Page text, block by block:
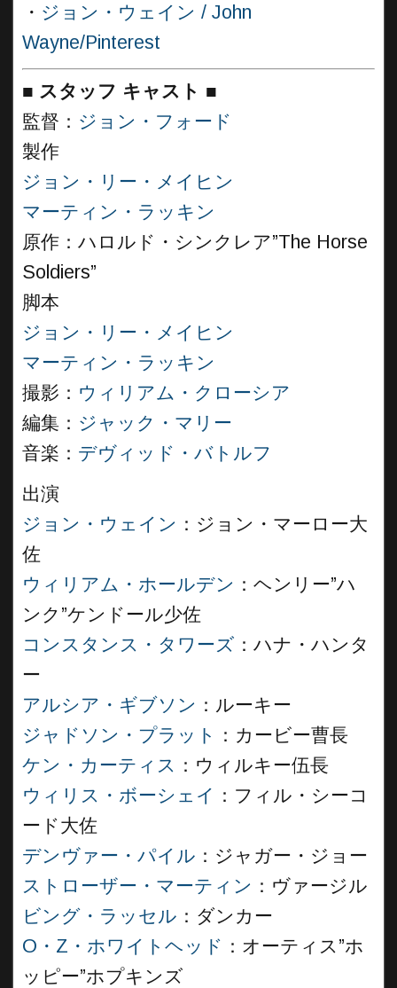
・ ジョン・ウェイン / John
Wayne/Pinterest
■ スタッフ キャスト ■
監督： ジョン・フォード
製作
ジョン・リー・メイヒン
マーティン・ラッキン
原作：ハロルド・シンクレア”The Horse
Soldiers”
脚本
ジョン・リー・メイヒン
マーティン・ラッキン
撮影： ウィリアム・クローシア
編集： ジャック・マリー
音楽： デヴィッド・バトルフ
出演
ジョン・ウェイン ：ジョン・マーロー大
佐
ウィリアム・ホールデン ：ヘンリー”ハ
ンク”ケンドール少佐
コンスタンス・タワーズ ：ハナ・ハンタ
ー
アルシア・ギブソン ：ルーキー
ジャドソン・プラット
：カービー曹長
ケン・カーティス ：ウィルキー伍長
ウィリス・ボーシェイ ：フィル・シーコ
ード大佐
デンヴァー・パイル ：ジャガー・ジョー
ストローザー・マーティン ：ヴァージル
ビング・ラッセル ：ダンカー
O・Z・ホワイトヘッド ：オーティス”ホ
ッピー”ホプキンズ